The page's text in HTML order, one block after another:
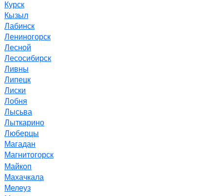
Курск
Кызыл
Лабинск
Лениногорск
Лесной
Лесосибирск
Ливны
Липецк
Лиски
Лобня
Лысьва
Лыткарино
Люберцы
Магадан
Магнитогорск
Майкоп
Махачкала
Мелеуз